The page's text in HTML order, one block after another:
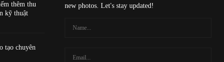
thêm thu
kỹ thuật
tạo chuyên
new photos. Let's stay updated!